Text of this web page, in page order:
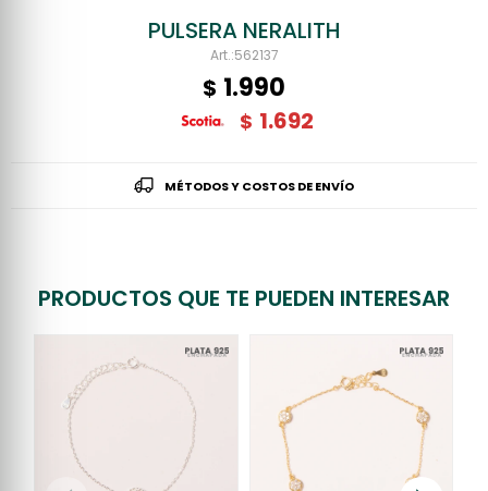
PULSERA NERALITH
562137
$ 1.990
$ 1.692
MÉTODOS Y COSTOS DE ENVÍO
PRODUCTOS QUE TE PUEDEN INTERESAR